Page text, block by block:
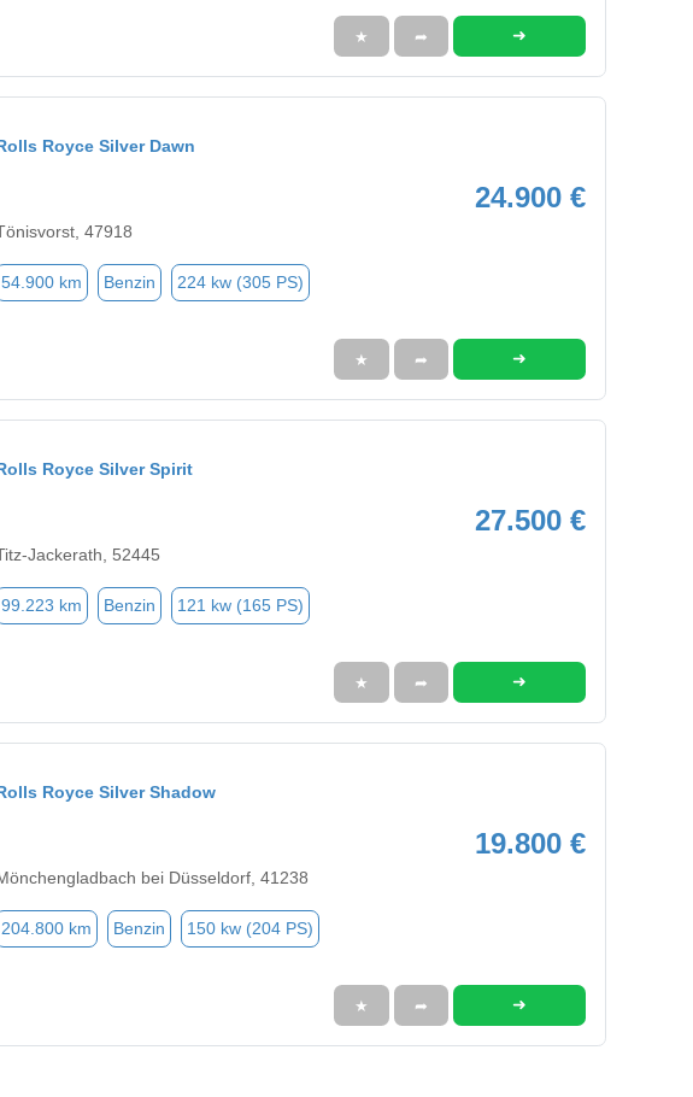
★ ➦ ➜
Royce Silver Dawn
24.900 €
47918
54.900 km Benzin 224 kw (305 PS)
★ ➦ ➜
Royce Silver Spirit
27.500 €
Jackerath, 52445
99.223 km Benzin 121 kw (165 PS)
★ ➦ ➜
Royce Silver Shadow
19.800 €
bei Düsseldorf, 41238
204.800 km Benzin 150 kw (204 PS)
★ ➦ ➜